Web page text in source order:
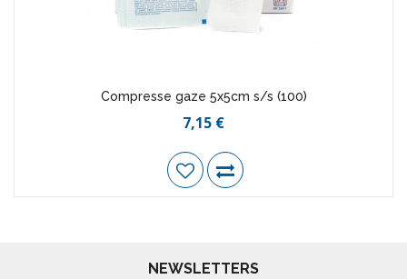
Compresse gaze 5x5cm s/s (100)
7,15 €
NEWSLETTERS